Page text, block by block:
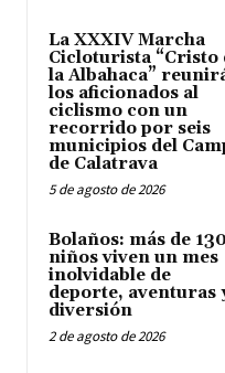
La XXXIV Marcha
Cicloturista “Cristo
la Albahaca”
los aficionados al
ciclismo con un
recorrido por seis
municipios del
de Calatrava
5 de agosto de 2026
Bolaños: más de 130
niños viven un mes
inolvidable de
deporte, aventuras
diversión
2 de agosto de 2026